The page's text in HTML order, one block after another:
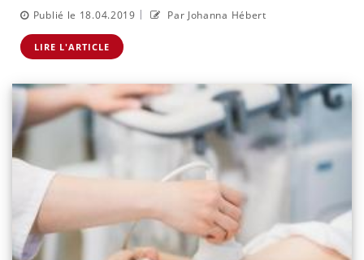
Publié le 18.04.2019 | Par Johanna Hébert
LIRE L'ARTICLE